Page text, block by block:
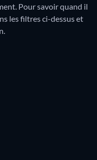
Pour savoir quand il
les filtres ci-dessus et